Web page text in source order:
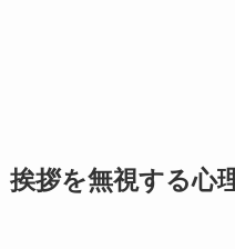
挨拶を無視する心